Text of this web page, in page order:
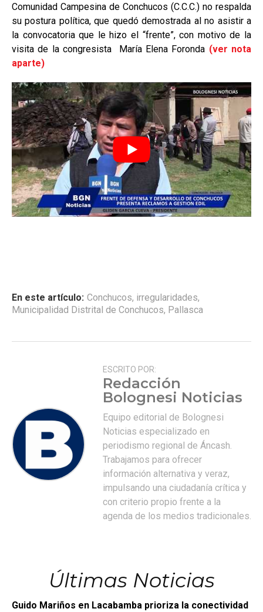
Comunidad Campesina de Conchucos (C.C.C.) no respalda
su postura política, que quedó demostrada al no asistir a
la convocatoria que le hizo el “frente”, con motivo de la
visita de la congresista María Elena Foronda (ver nota
aparte)
En este artículo: Conchucos, irregularidades,
Municipalidad Distrital de Conchucos, Pallasca
ESCRITO POR:
Redacción
Bolognesi Noticias
Equipo editorial de Bolognesi
Noticias especializado en
periodismo regional de Áncash.
Trabajamos para ofrecer
información alternativa y veraz,
impulsando una ciudadanía crítica y
con criterio propio frente a la
agenda de los medios tradicionales.
Últimas Noticias
Guido Mariños en Lacabamba prioriza la conectividad